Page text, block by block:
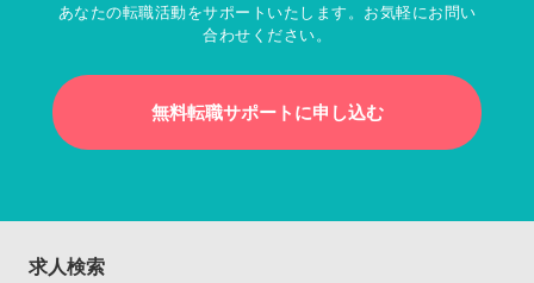
あなたの転職活動をサポートいたします。お気軽にお問い
合わせください。
無料転職サポートに申し込む
求人検索